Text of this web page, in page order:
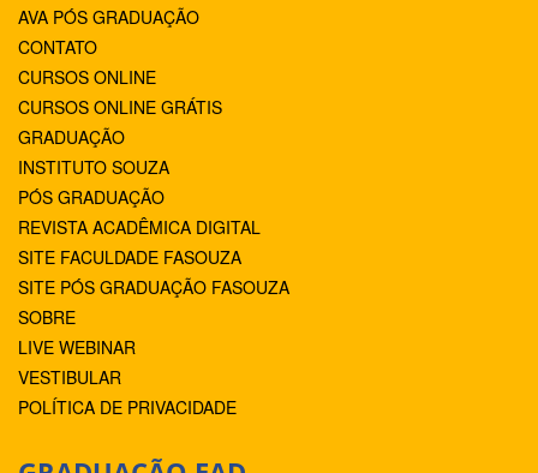
AVA PÓS GRADUAÇÃO
CONTATO
CURSOS ONLINE
CURSOS ONLINE GRÁTIS
GRADUAÇÃO
INSTITUTO SOUZA
PÓS GRADUAÇÃO
REVISTA ACADÊMICA DIGITAL
SITE FACULDADE FASOUZA
SITE PÓS GRADUAÇÃO FASOUZA
SOBRE
LIVE WEBINAR
VESTIBULAR
POLÍTICA DE PRIVACIDADE